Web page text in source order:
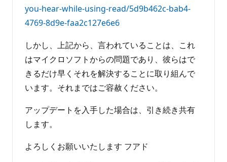
you-hear-while-using-read/5d9b462c-bab4-
4769-8d9e-faa2c127e6e6
しかし、上記から、言われていることは、これ
はマイクロソフトからの問題であり、彼らはで
きるだけ早くそれを解決することに取り組んで
います。それまではご容赦ください。
アップデートを入手した場合は、引き続き共有
します。
よろしくお願いいたします フアド